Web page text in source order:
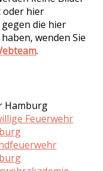
oder hier
die hier
wenden Sie
.
Hamburg
Feuerwehr